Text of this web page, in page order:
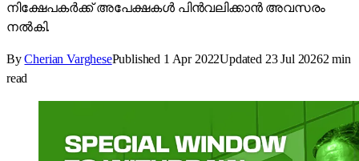
നിക്ഷേപകർക്ക് അപേക്ഷകൾ പിൻവലിക്കാൻ അവസരം
നൽകി.
By Cherian VarghesePublished 1 Apr 2022Updated 23 Jul 20262min
read